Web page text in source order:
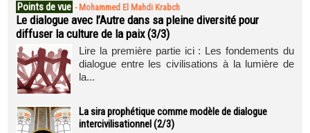
Points de vue - Mohammed El Mahdi Krabch
Le dialogue avec l’Autre dans sa pleine diversité pour
diffuser la culture de la paix (3/3)
Lire la première partie ici : Les fondements du
dialogue entre les civilisations à la lumière de
la...
La sira prophétique comme modèle de dialogue
intercivilisationnel (2/3)